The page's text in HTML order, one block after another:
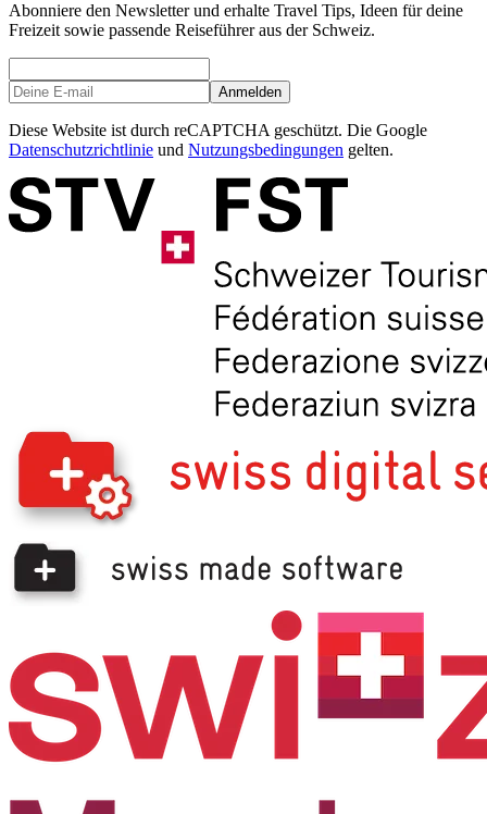
Abonniere den Newsletter und erhalte Travel Tips, Ideen für deine
Freizeit sowie passende Reiseführer aus der Schweiz.
Anmelden
Diese Website ist durch reCAPTCHA geschützt. Die Google
Datenschutzrichtlinie und Nutzungsbedingungen gelten.